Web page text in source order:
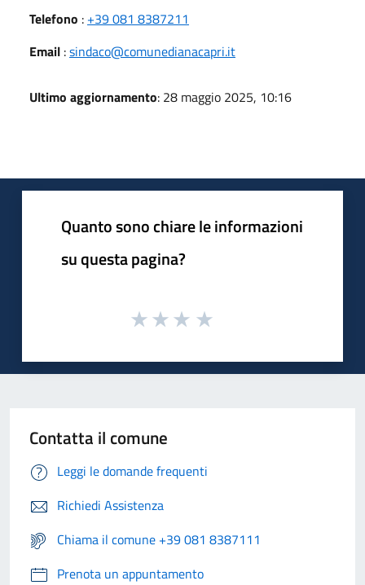
Telefono : +39 081 8387211
Email :sindaco@comunedianacapri.it
Ultimo aggiornamento: 28 maggio 2025, 10:16
Quanto sono chiare le informazioni
su questa pagina?
Contatta il comune
Leggi le domande frequenti
Richiedi Assistenza
Chiama il comune +39 081 8387111
Prenota un appuntamento